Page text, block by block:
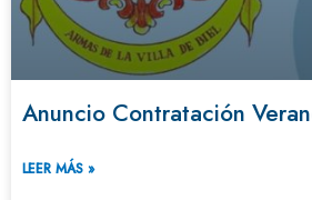
Anuncio Contratación
LEER MÁS »